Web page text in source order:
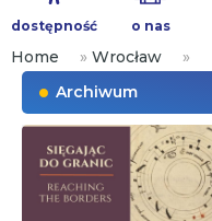
treści
dostępność o nas
Home » Wrocław
»
Archiwum